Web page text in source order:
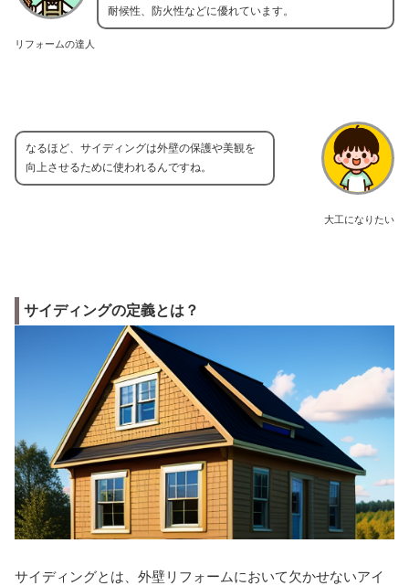
リフォームの達人
耐候性、防火性などに優れています。
大工になりたい
なるほど、サイディングは外壁の保護や美観を
向上させるために使われるんですね。
サイディングの定義とは？
サイディングとは、外壁リフォームにおいて欠かせないアイ